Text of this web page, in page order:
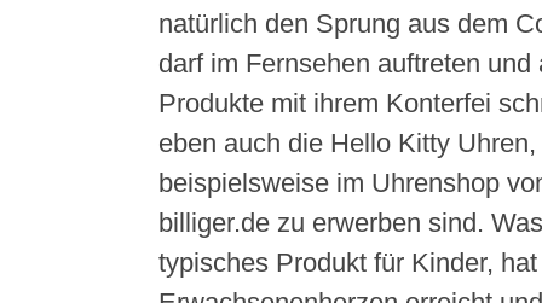
natürlich den Sprung aus dem
darf im Fernsehen auftreten und
Produkte mit ihrem Konterfei
eben auch die Hello Kitty
beispielsweise im Uhrenshop
billiger.de zu erwerben sind.
typisches Produkt für Kinder,